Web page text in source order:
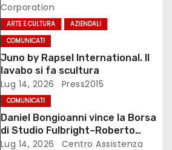
Corporation
ARTE E CULTURA
AZIENDALI
COMUNICATI
Juno by Rapsel International. Il
lavabo si fa scultura
Lug 14, 2026 Press2015
COMUNICATI
Daniel Bongioanni vince la Borsa
di Studio Fulbright–Roberto
Wirth 2026
Lug 14, 2026
Centro Assistenza